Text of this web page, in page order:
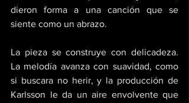
dieron forma a una canción que se
siente como un abrazo.
La pieza se construye con delicadeza.
La melodía avanza con suavidad, como
si buscara no herir, y la producción de
Karlsson le da un aire envolvente que